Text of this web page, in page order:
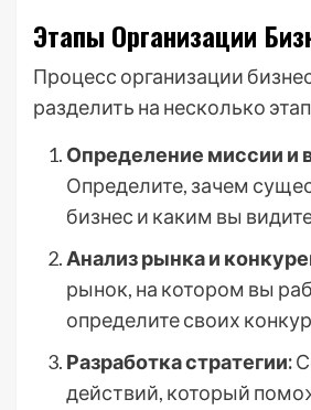
Этапы Организации
Процесс организации
разделить на несколько
Определение миссии и
Определите, зачем
бизнес и каким вы
Анализ рынка и
рынок, на котором вы
определите своих
Разработка стратегии:
действий, который